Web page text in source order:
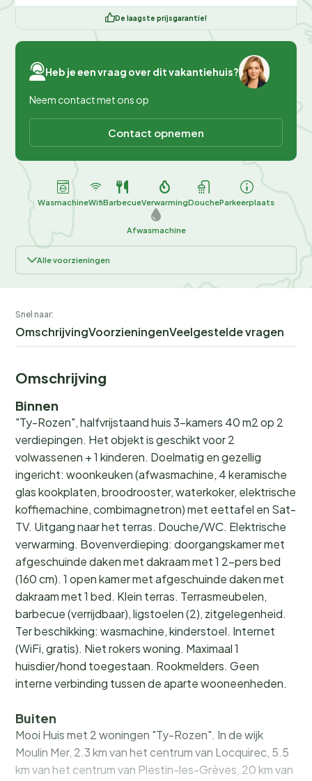
De laagste prijsgarantie!
Heb je een vraag over dit vakantiehuis?
Neem contact met ons op
Contact opnemen
WasmachineWifiBarbecueVerwarmingDoucheParkeerplaats
Afwasmachine
Alle voorzieningen
Snel naar:
OmschrijvingVoorzieningenVeelgestelde vragen
Omschrijving
Binnen
"Ty-Rozen", halfvrijstaand huis 3-kamers 40 m2 op 2
verdiepingen. Het objekt is geschikt voor 2
volwassenen + 1 kinderen. Doelmatig en gezellig
ingericht: woonkeuken (afwasmachine, 4 keramische
glas kookplaten, broodrooster, waterkoker, elektrische
koffiemachine, combimagnetron) met eettafel en Sat-
TV. Uitgang naar het terras. Douche/WC. Elektrische
verwarming. Bovenverdieping: doorgangskamer met
afgeschuinde daken met dakraam met 1 2-pers bed
(160 cm). 1 open kamer met afgeschuinde daken met
dakraam met 1 bed. Klein terras. Terrasmeubelen,
barbecue (verrijdbaar), ligstoelen (2), zitgelegenheid.
Ter beschikking: wasmachine, kinderstoel. Internet
(WiFi, gratis). Niet rokers woning. Maximaal 1
huisdier/hond toegestaan. Rookmelders. Geen
interne verbinding tussen de aparte wooneenheden.
Buiten
Mooi Huis met 2 woningen "Ty-Rozen". In de wijk
Moulin Mer, 2.3 km van het centrum van Locquirec, 5.5
km van het centrum van Plestin-les-Grèves, 20 km van